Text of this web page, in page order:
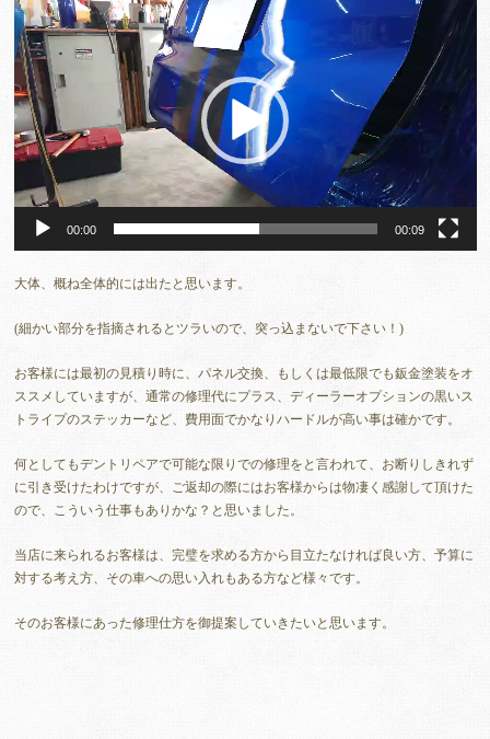
画
プ
レ
ー
ヤ
ー
00:00 00:09
大体、概ね全体的には出たと思います。
(細かい部分を指摘されるとツラいので、突っ込まないで下さい！)
お客様には最初の見積り時に、パネル交換、もしくは最低限でも鈑金塗装をオ
ススメしていますが、通常の修理代にプラス、ディーラーオプションの黒いス
トライプのステッカーなど、費用面でかなりハードルが高い事は確かです。
何としてもデントリペアで可能な限りでの修理をと言われて、お断りしきれず
に引き受けたわけですが、ご返却の際にはお客様からは物凄く感謝して頂けた
ので、こういう仕事もありかな？と思いました。
当店に来られるお客様は、完璧を求める方から目立たなければ良い方、予算に
対する考え方、その車への思い入れもある方など様々です。
そのお客様にあった修理仕方を御提案していきたいと思います。